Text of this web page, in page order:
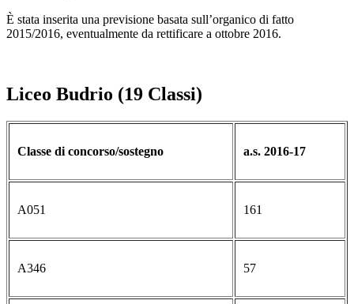
È stata inserita una previsione basata sull’organico di fatto
2015/2016, eventualmente da rettificare a ottobre 2016.
Liceo Budrio (19 Classi)
Classe di concorso/sostegno a.s. 2016-17
A051 161
A346 57